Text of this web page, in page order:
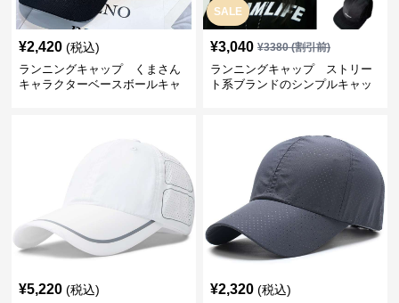
¥2,420 (税込)
ランニングキャップ くまさん
キャラクターベースボールキャ
SALE
¥3,040 ¥3380(割引前)
ランニングキャップ ストリー
ト系ブランドのシンプルキャッ
¥5,220 (税込) ¥2,320 (税込)